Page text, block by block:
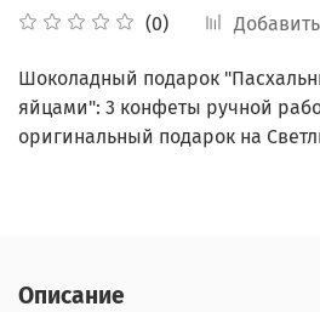
(0)
Шоколадный подарок
яйцами": 3 конфеты ручной
оригинальный подарок на
Описание